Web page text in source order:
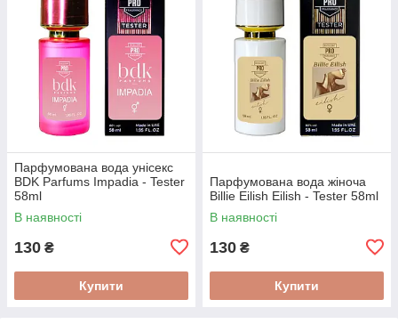
Парфумована вода унісекс
BDK Parfums Impadia - Tester
58ml
В наявності
130 ₴
Купити
Парфумована вода жіноча
Billie Eilish Eilish - Tester 58ml
В наявності
130 ₴
Купити